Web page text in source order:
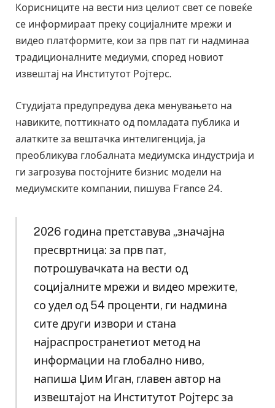
Корисниците на вести низ целиот свет се повеќе
се информираат преку социјалните мрежи и
видео платформите, кои за прв пат ги надминаа
традиционалните медиуми, според новиот
извештај на Институтот Ројтерс.
Студијата предупредува дека менувањето на
навиките, поттикнато од помладата публика и
алатките за вештачка интелигенција, ја
преобликува глобалната медиумска индустрија и
ги загрозува постојните бизнис модели на
медиумските компании, пишува France 24.
2026 година претставува „значајна
пресвртница: за прв пат,
потрошувачката на вести од
социјалните мрежи и видео мрежите,
со удел од 54 проценти, ги надмина
сите други извори и стана
најраспространетиот метод на
информации на глобално ниво,
напиша Џим Иган, главен автор на
извештајот на Институтот Ројтерс за